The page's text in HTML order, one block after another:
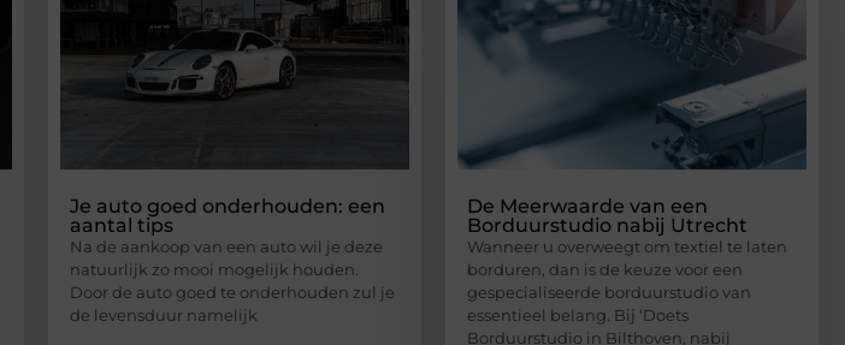
Je auto goed onderhouden: een
aantal tips
Na de aankoop van een auto wil je deze
natuurlijk zo mooi mogelijk houden.
Door de auto goed te onderhouden zul je
de levensduur namelijk
De Meerwaarde van een
Borduurstudio nabij Utrecht
Wanneer u overweegt om textiel te laten
borduren, dan is de keuze voor een
gespecialiseerde borduurstudio van
essentieel belang. Bij ‘Doets
Borduurstudio in Bilthoven, nabij